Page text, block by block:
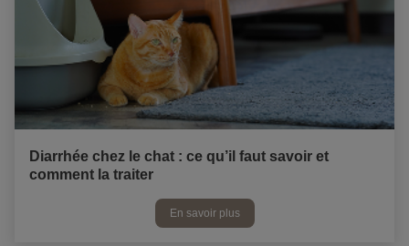
En savoir plus
Diarrhée chez le chat : ce qu’il faut savoir et
comment la traiter